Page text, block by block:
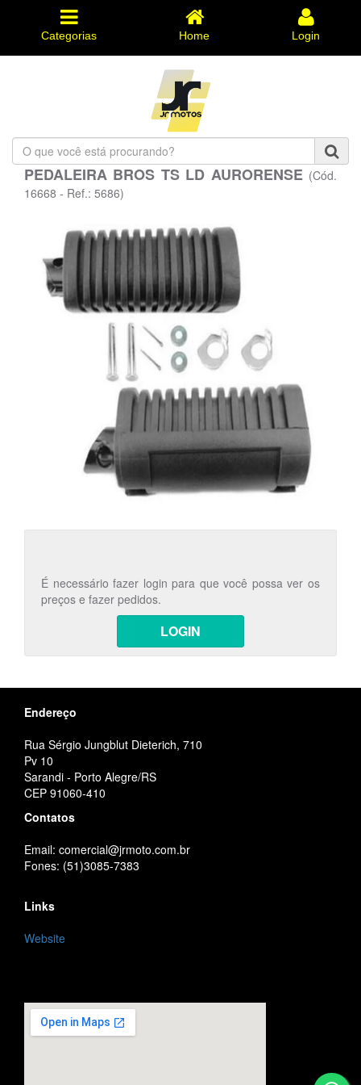
Categorias Home Login
O
que
você
está
PEDALEIRA BROS TS LD AURORENSE (Cód.
16668 - Ref.: 5686)
É necessário fazer login para que você possa ver os
preços e fazer pedidos.
LOGIN
Endereço
Rua Sérgio Jungblut Dieterich, 710
Pv 10
Sarandi - Porto Alegre/RS
CEP 91060-410
Contatos
Email: comercial@jrmoto.com.br
Fones: (51)3085-7383
Links
Website